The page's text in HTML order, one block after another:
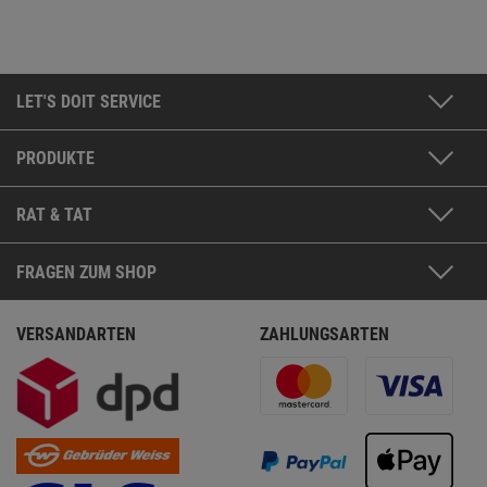
LET'S DOIT SERVICE
PRODUKTE
RAT & TAT
FRAGEN ZUM SHOP
VERSANDARTEN ZAHLUNGSARTEN